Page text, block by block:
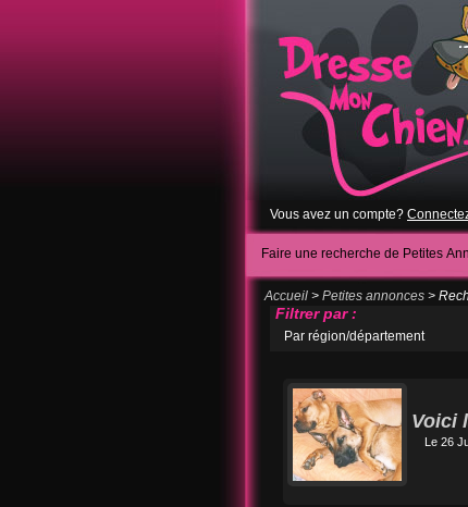
Vous avez un compte?
Faire une recherche de Petites
Accueil > Petites annonces >
Filtrer par :
Par région/département
Voici
Le 26